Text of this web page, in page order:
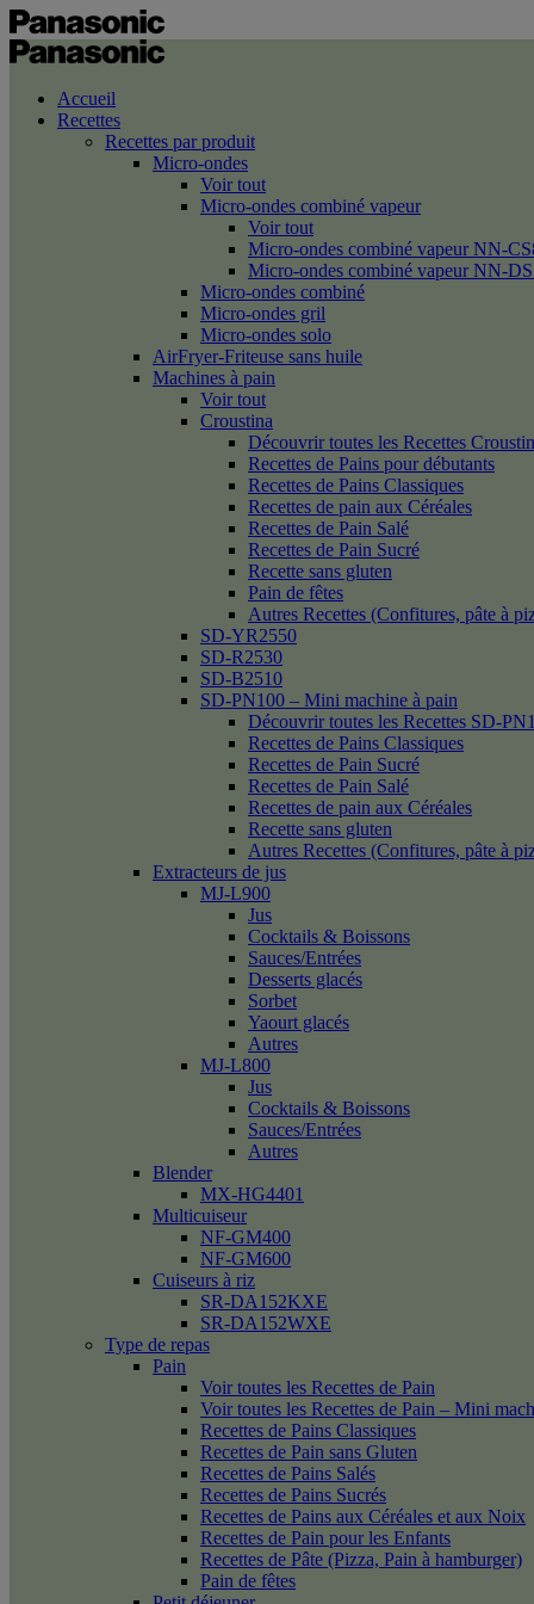
Accueil
Recettes
Recettes par produit
Micro-ondes
Voir tout
Micro-ondes combiné vapeur
Voir tout
Micro-ondes combiné vapeur NN-
Micro-ondes combiné vapeur NN-
Micro-ondes combiné
Micro-ondes gril
Micro-ondes solo
AirFryer-Friteuse sans huile
Machines à pain
Voir tout
Croustina
Découvrir toutes les Recettes
Recettes de Pains pour débutants
Recettes de Pains Classiques
Recettes de pain aux Céréales
Recettes de Pain Salé
Recettes de Pain Sucré
Recette sans gluten
Pain de fêtes
Autres Recettes (Confitures, pâte à
SD-YR2550
SD-R2530
SD-B2510
SD-PN100 – Mini machine à pain
Découvrir toutes les Recettes SD-
Recettes de Pains Classiques
Recettes de Pain Sucré
Recettes de Pain Salé
Recettes de pain aux Céréales
Recette sans gluten
Autres Recettes (Confitures, pâte à
Extracteurs de jus
MJ-L900
Jus
Cocktails & Boissons
Sauces/Entrées
Desserts glacés
Sorbet
Yaourt glacés
Autres
MJ-L800
Jus
Cocktails & Boissons
Sauces/Entrées
Autres
Blender
MX-HG4401
Multicuiseur
NF-GM400
NF-GM600
Cuiseurs à riz
SR-DA152KXE
SR-DA152WXE
Type de repas
Pain
Voir toutes les Recettes de Pain
Voir toutes les Recettes de Pain – Mini
Recettes de Pains Classiques
Recettes de Pain sans Gluten
Recettes de Pains Salés
Recettes de Pains Sucrés
Recettes de Pains aux Céréales et aux Noix
Recettes de Pain pour les Enfants
Recettes de Pâte (Pizza, Pain à hamburger)
Pain de fêtes